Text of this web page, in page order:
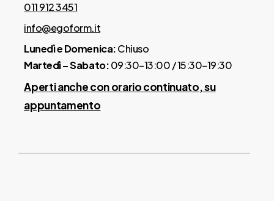
011 912 3451
info@egoform.it
Lunedì e Domenica:Chiuso
Martedì – Sabato:09:30–13:00 / 15:30–19:30
Aperti anche con orario continuato, su
appuntamento